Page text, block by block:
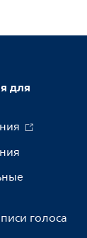
для
голоса